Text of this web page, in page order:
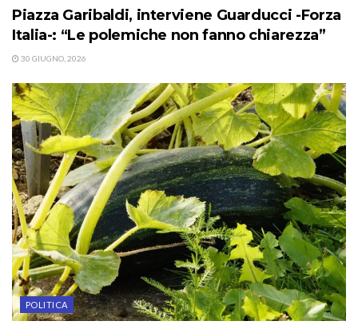
Piazza Garibaldi, interviene Guarducci -Forza
Italia-: “Le polemiche non fanno chiarezza”
30 GIUGNO, 2026
POLITICA